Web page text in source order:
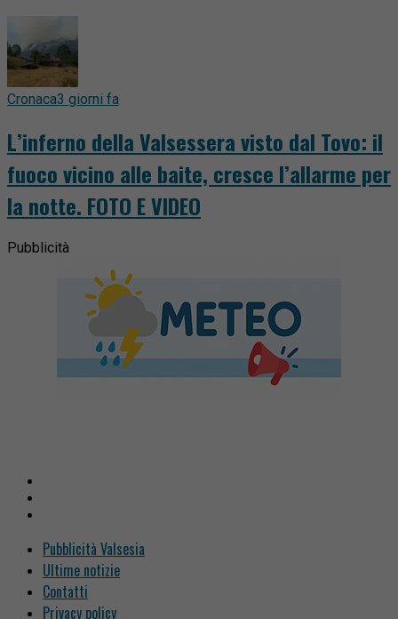
Cronaca3 giorni fa
L’inferno della Valsessera visto dal Tovo: il
fuoco vicino alle baite, cresce l’allarme per
la notte. FOTO E VIDEO
Pubblicità
Pubblicità Valsesia
Ultime notizie
Contatti
Privacy policy